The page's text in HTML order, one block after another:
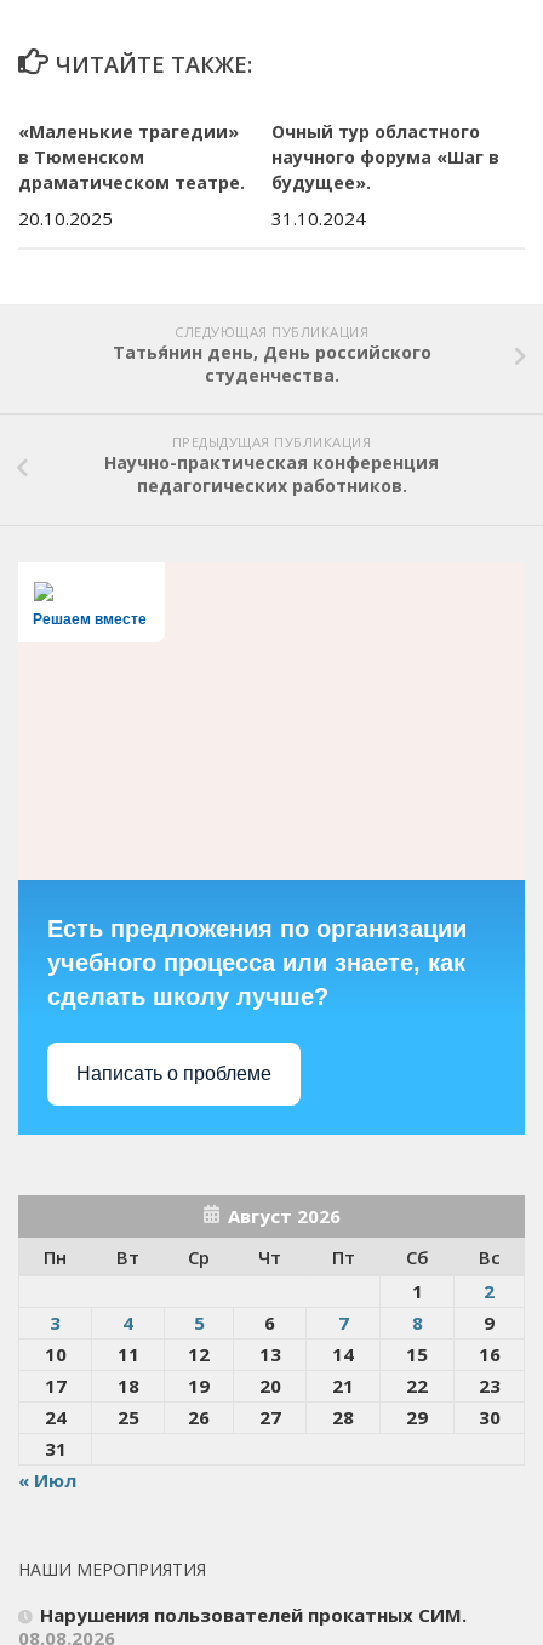
ЧИТАЙТЕ ТАКЖЕ:
«Маленькие трагедии»
в Тюменском
драматическом театре.
20.10.2025
Очный тур областного
научного форума «Шаг в
будущее».
31.10.2024
СЛЕДУЮЩАЯ ПУБЛИКАЦИЯ
Татья́нин день, День российского
студенчества.
ПРЕДЫДУЩАЯ ПУБЛИКАЦИЯ
Научно-практическая конференция
педагогических работников.
Решаем вместе
Есть предложения по организации
учебного процесса или знаете, как
сделать школу лучше?
Написать о проблеме
Август 2026
Пн
Вт Ср Чт Пт Сб
Вс
1
2
3
4 5 6 7 8
9
10
11 12 13 14 15
16
17
18 19 20 21 22
23
24
25 26 27 28 29
30
31
« Июл
НАШИ МЕРОПРИЯТИЯ
Нарушения пользователей прокатных СИМ.
08.08.2026